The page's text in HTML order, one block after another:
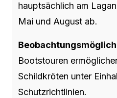
hauptsächlich am
Mai und August ab.
Bootstouren
Schildkröten unter
Schutzrichtlinien.